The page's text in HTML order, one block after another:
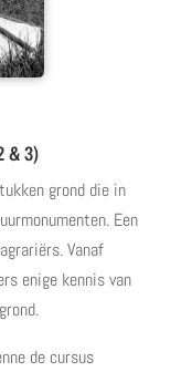
& 3)
grond die in
Een
Vanaf
enige kennis van
de cursus